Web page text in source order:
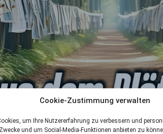
Cookie-Zustimmung verwalten
um Ihre Nutzererfahrung zu verbessern und
und um Social-Media-Funktionen anbieten zu